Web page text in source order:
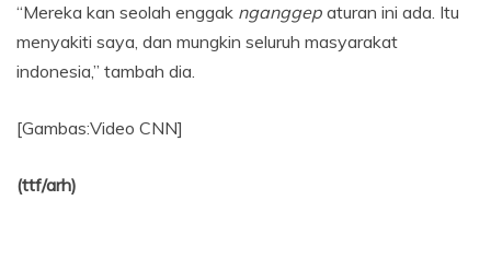
“Mereka kan seolah enggak nganggep aturan ini ada. Itu
menyakiti saya, dan mungkin seluruh masyarakat
indonesia,” tambah dia.
[Gambas:Video CNN]
(ttf/arh)